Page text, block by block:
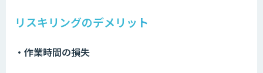
リスキリングのデメリット
・作業時間の損失